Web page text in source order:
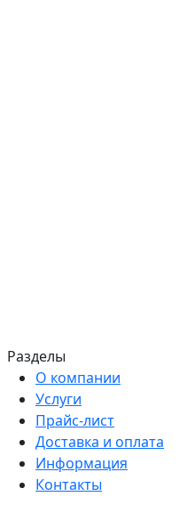
Разделы
О компании
Услуги
Прайс-лист
Доставка и оплата
Информация
Контакты